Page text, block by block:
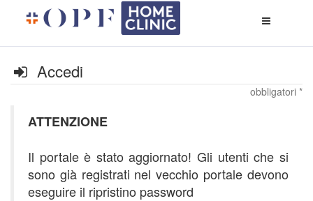
di
Accedi
obbligatori *
ATTENZIONE
Il portale è stato aggiornato! Gli utenti che si
sono già registrati nel vecchio portale devono
eseguire il ripristino password